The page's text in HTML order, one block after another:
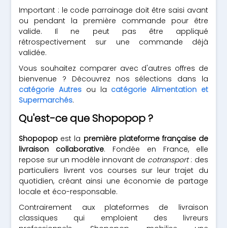
Important : le code parrainage doit être saisi avant
ou pendant la première commande pour être
valide. Il ne peut pas être appliqué
rétrospectivement sur une commande déjà
validée.
Vous souhaitez comparer avec d'autres offres de
bienvenue ? Découvrez nos sélections dans la
catégorie Autres ou la catégorie Alimentation et
Supermarchés.
Qu'est-ce que Shopopop ?
Shopopop est la première plateforme française de
livraison collaborative. Fondée en France, elle
repose sur un modèle innovant de cotransport: des
particuliers livrent vos courses sur leur trajet du
quotidien, créant ainsi une économie de partage
locale et éco-responsable.
Contrairement aux plateformes de livraison
classiques qui emploient des livreurs